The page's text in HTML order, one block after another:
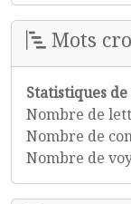
Mots
Statistiques
Nombre de
Nombre de
Nombre de